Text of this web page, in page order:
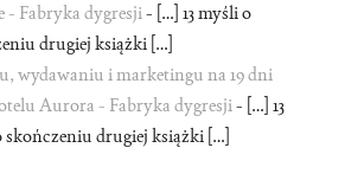
- Fabryka dygresji- […] 13 myśli o
drugiej książki […]
wydawaniu i marketingu na 19 dni
Aurora - Fabryka dygresji- […] 13
skończeniu drugiej książki […]